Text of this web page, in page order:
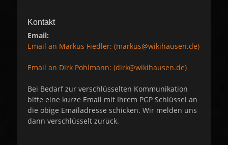
Kontakt
Email:
Email an Markus Fiedler: (markus@wikihausen.de)
Email an Dirk Pohlmann: (dirk@wikihausen.de)
Bei Bedarf zur verschlüsselten Kommunikation
bitte eine kurze Email mit Ihrem PGP Schlüssel an
die obige Emailadresse schicken. Wir melden uns
dann verschlüsselt zurück.